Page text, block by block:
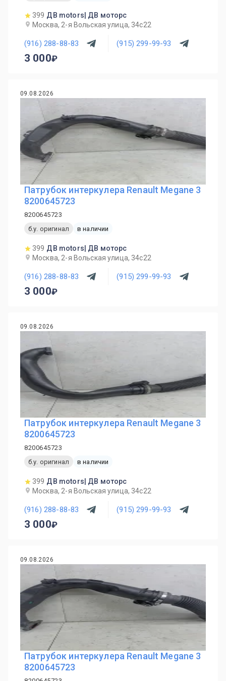
399 ДВ motors| ДВ моторс
Москва, 2-я Вольская улица, 34с22
(916) 288-88-83 (915) 299-99-93
3 000
09.08.2026
Патрубок интеркулера Renault Megane 3
8200645723
8200645723
б.у. оригинал
в наличии
399 ДВ motors| ДВ моторс
Москва, 2-я Вольская улица, 34с22
(916) 288-88-83 (915) 299-99-93
3 000
09.08.2026
Патрубок интеркулера Renault Megane 3
8200645723
8200645723
б.у. оригинал
в наличии
399 ДВ motors| ДВ моторс
Москва, 2-я Вольская улица, 34с22
(916) 288-88-83 (915) 299-99-93
3 000
09.08.2026
Патрубок интеркулера Renault Megane 3
8200645723